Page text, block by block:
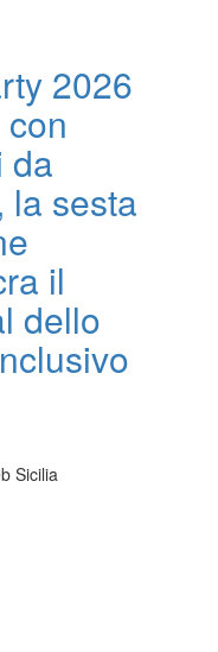
2026
da
la sesta
il
dello
Sicilia